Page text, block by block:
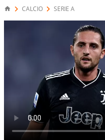
CALCIO SERIE A